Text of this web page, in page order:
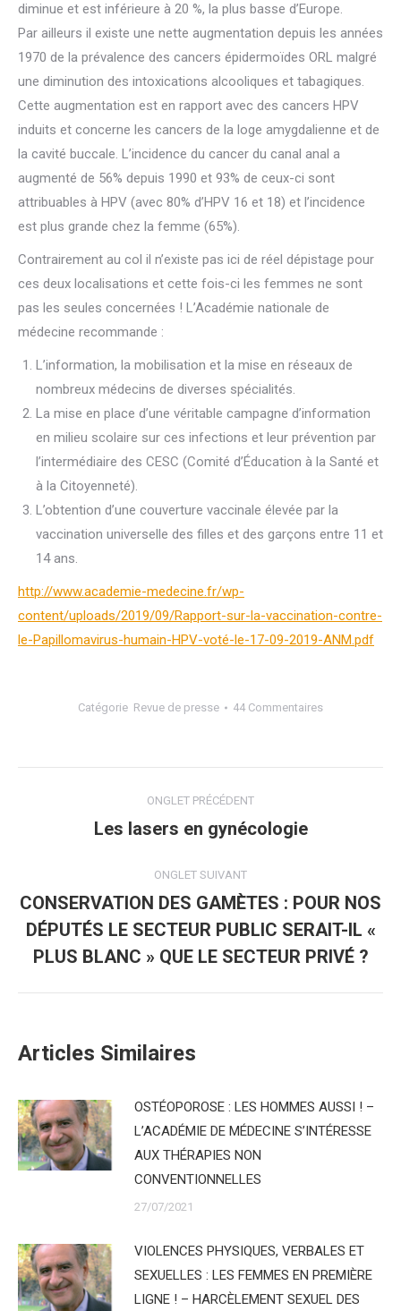
diminue et est inférieure à 20 %, la plus basse d’Europe.
Par ailleurs il existe une nette augmentation depuis les années
1970 de la prévalence des cancers épidermoïdes ORL malgré
une diminution des intoxications alcooliques et tabagiques.
Cette augmentation est en rapport avec des cancers HPV
induits et concerne les cancers de la loge amygdalienne et de
la cavité buccale. L’incidence du cancer du canal anal a
augmenté de 56% depuis 1990 et 93% de ceux-ci sont
attribuables à HPV (avec 80% d’HPV 16 et 18) et l’incidence
est plus grande chez la femme (65%).
Contrairement au col il n’existe pas ici de réel dépistage pour
ces deux localisations et cette fois-ci les femmes ne sont
pas les seules concernées ! L’Académie nationale de
médecine recommande :
L’information, la mobilisation et la mise en réseaux de
nombreux médecins de diverses spécialités.
La mise en place d’une véritable campagne d’information
en milieu scolaire sur ces infections et leur prévention par
l’intermédiaire des CESC (Comité d’Éducation à la Santé et
à la Citoyenneté).
L’obtention d’une couverture vaccinale élevée par la
vaccination universelle des filles et des garçons entre 11 et
14 ans.
http://www.academie-medecine.fr/wp-
content/uploads/2019/09/Rapport-sur-la-vaccination-contre-
le-Papillomavirus-humain-HPV-voté-le-17-09-2019-ANM.pdf
Catégorie Revue de presse 44 Commentaires
Navigation
commentaire
ONGLET PRÉCÉDENT
Onglet
Les lasers en gynécologie
ONGLET SUIVANT
Onglet
suivant
CONSERVATION DES GAMÈTES : POUR NOS
DÉPUTÉS LE SECTEUR PUBLIC SERAIT-IL «
PLUS BLANC » QUE LE SECTEUR PRIVÉ ?
Articles Similaires
OSTÉOPOROSE : LES HOMMES AUSSI ! –
L’ACADÉMIE DE MÉDECINE S’INTÉRESSE
AUX THÉRAPIES NON
CONVENTIONNELLES
27/07/2021
VIOLENCES PHYSIQUES, VERBALES ET
SEXUELLES : LES FEMMES EN PREMIÈRE
LIGNE ! – HARCÈLEMENT SEXUEL DES